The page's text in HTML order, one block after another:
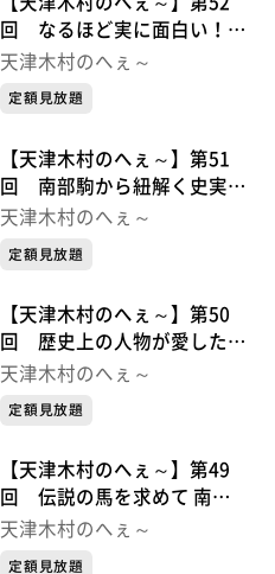
回 なるほど実に面白い！
南部駒シリーズ⑥
天津木村のへぇ～
定額見放題
【天津木村のへぇ～】第51
回 南部駒から紐解く史実
南部駒シリーズ⑤
天津木村のへぇ～
定額見放題
【天津木村のへぇ～】第50
回 歴史上の人物が愛した馬
南部駒シリーズ➃
天津木村のへぇ～
定額見放題
【天津木村のへぇ～】第49
回 伝説の馬を求めて 南部
駒シリーズ➂
天津木村のへぇ～
定額見放題